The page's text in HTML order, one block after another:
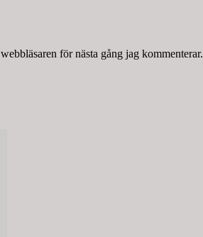
för nästa gång jag kommenterar.